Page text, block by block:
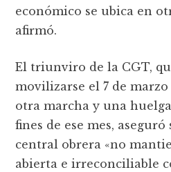
económico se ubica en
afirmó.
El triunviro de la CGT,
movilizarse el 7 de
otra marcha y una
fines de ese mes,
central obrera «no
abierta e irreconciliable